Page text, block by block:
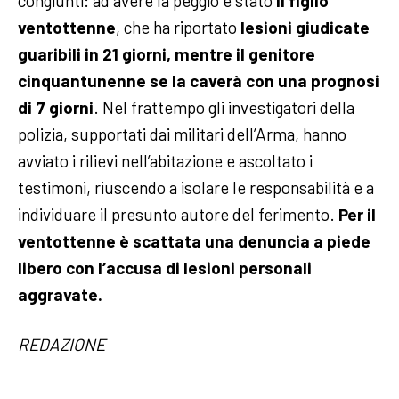
ventottenne, che ha riportato lesioni giudicate
guaribili in 21 giorni, mentre il genitore
cinquantunenne se la caverà con una prognosi
di 7 giorni . Nel frattempo gli investigatori della
polizia, supportati dai militari dell’Arma, hanno
avviato i rilievi nell’abitazione e ascoltato i
testimoni, riuscendo a isolare le responsabilità e a
individuare il presunto autore del ferimento. Per il
ventottenne è scattata una denuncia a piede
libero con l’accusa di lesioni personali
aggravate.
REDAZIONE